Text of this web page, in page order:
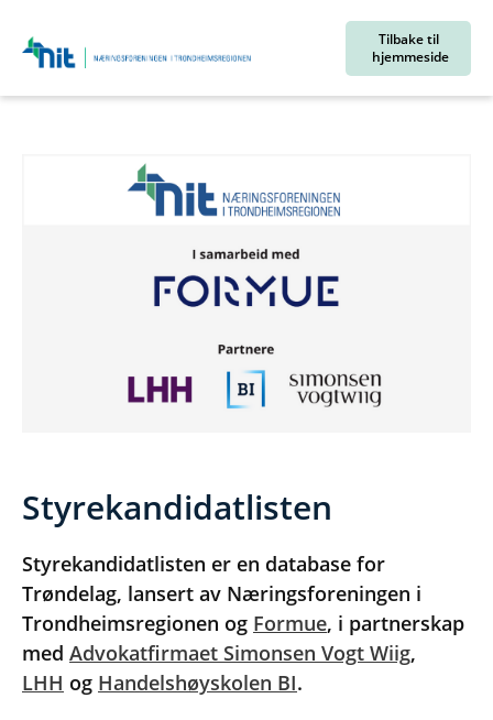
Tilbake til
hjemmeside
Styrekandidatlisten
Styrekandidatlisten er en database for
Trøndelag, lansert av Næringsforeningen i
Trondheimsregionen og Formue, i partnerskap
med Advokatfirmaet Simonsen Vogt Wiig,
LHH og Handelshøyskolen BI.